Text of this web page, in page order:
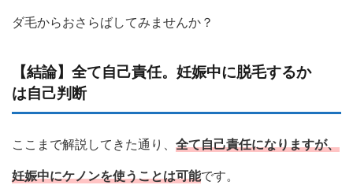
ダ毛からおさらばしてみませんか？
【結論】全て自己責任。妊娠中に脱毛するか
は自己判断
ここまで解説してきた通り、 全て自己責任になりますが、
妊娠中にケノンを使うことは可能です。